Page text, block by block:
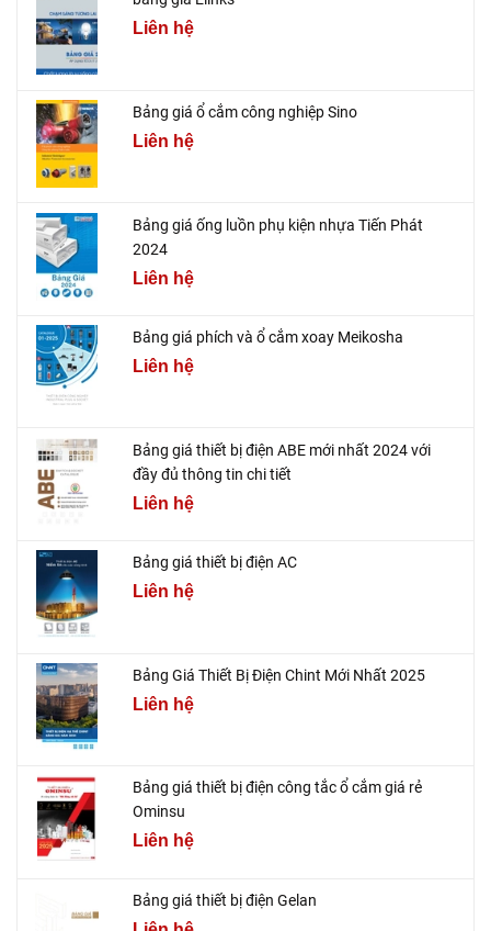
Liên hệ
Bảng giá ổ cắm công nghiệp Sino
Liên hệ
Bảng giá ống luồn phụ kiện nhựa Tiến Phát
2024
Liên hệ
Bảng giá phích và ổ cắm xoay Meikosha
Liên hệ
Bảng giá thiết bị điện ABE mới nhất 2024 với
đầy đủ thông tin chi tiết
Liên hệ
Bảng giá thiết bị điện AC
Liên hệ
Bảng Giá Thiết Bị Điện Chint Mới Nhất 2025
Liên hệ
Bảng giá thiết bị điện công tắc ổ cắm giá rẻ
Ominsu
Liên hệ
Bảng giá thiết bị điện Gelan